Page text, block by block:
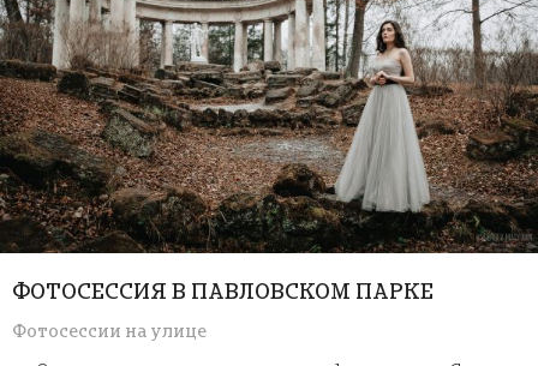
ФОТОСЕССИЯ В ПАВЛОВСКОМ ПАРКЕ
Фотосессии на улице